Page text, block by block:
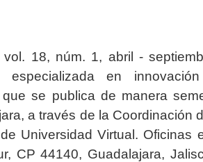
vol. 18, núm. 1, abril -
especializada en
que se publica de manera
a través de la Coordinación
Universidad Virtual. Oficinas
CP 44140, Guadalajara,